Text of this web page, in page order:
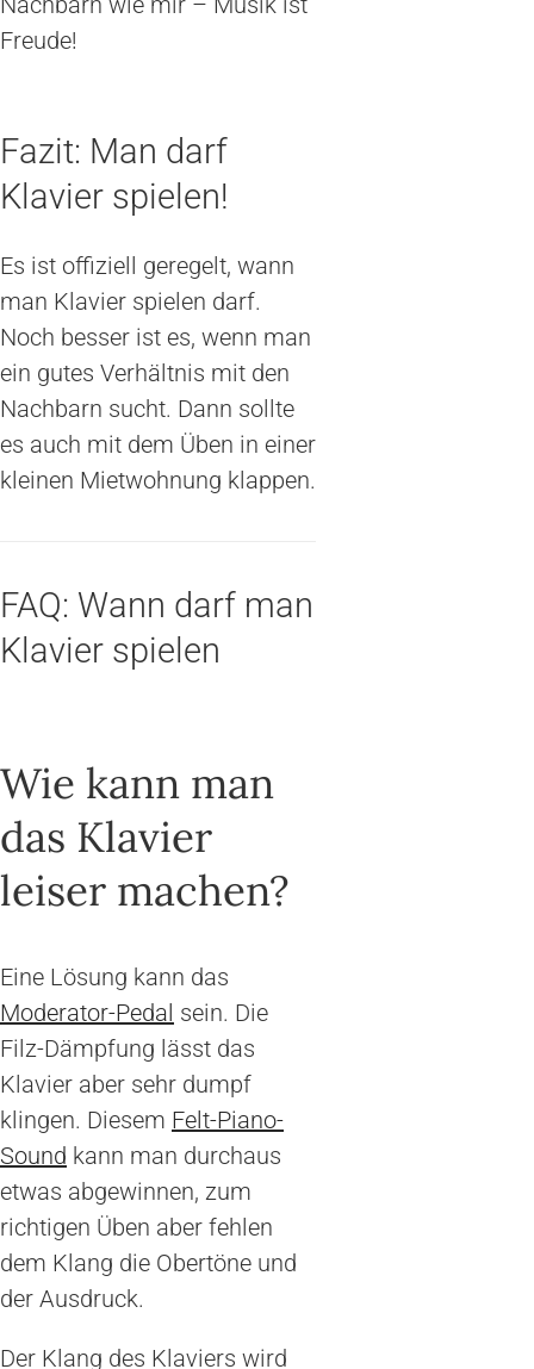
Freude!
Fazit: Man darf
Klavier spielen!
Es ist offiziell geregelt, wann
man Klavier spielen darf.
Noch besser ist es, wenn man
ein gutes Verhältnis mit den
Nachbarn sucht. Dann sollte
es auch mit dem Üben in einer
kleinen Mietwohnung klappen.
FAQ: Wann darf man
Klavier spielen
Wie kann man
das Klavier
leiser machen?
Eine Lösung kann das
Moderator-Pedal sein. Die
Filz-Dämpfung lässt das
Klavier aber sehr dumpf
klingen. Diesem Felt-Piano-
Sound kann man durchaus
etwas abgewinnen, zum
richtigen Üben aber fehlen
dem Klang die Obertöne und
der Ausdruck.
Der Klang des Klaviers wird